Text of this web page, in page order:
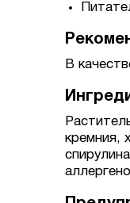
В
кремния,